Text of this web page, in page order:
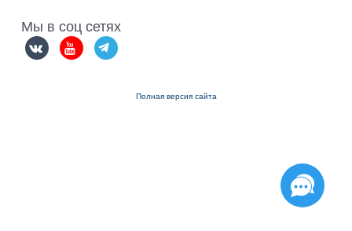
Мы в соц сетях
Полная версия сайта